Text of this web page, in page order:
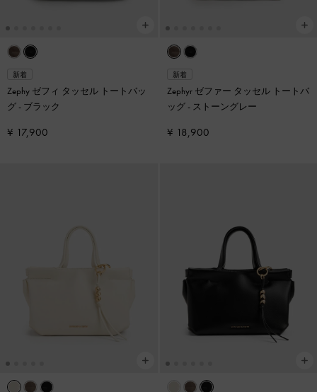
新着
Zephy ゼフィ タッセル トートバッ
グ- ブラック
¥ 17,900
新着
Zephyr ゼファー タッセル トートバ
ッグ- ストーングレー
¥ 18,900